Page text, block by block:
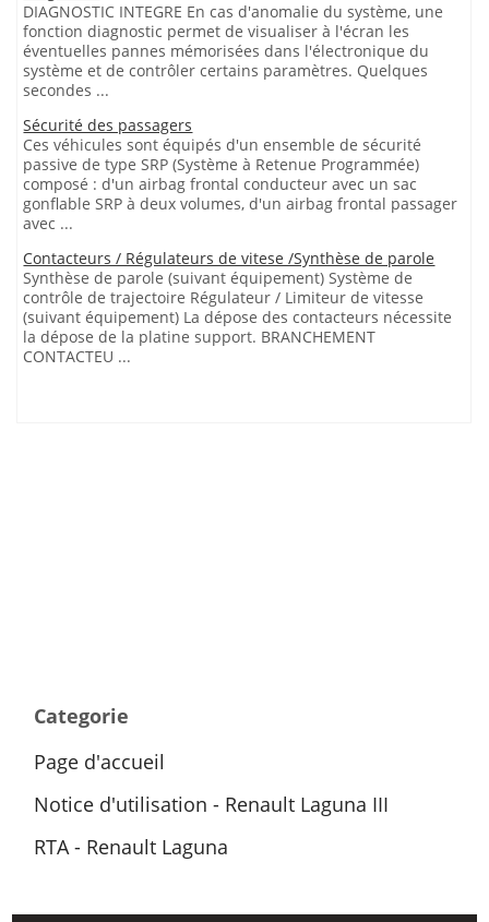
DIAGNOSTIC INTEGRE En cas d'anomalie du système, une
fonction diagnostic permet de visualiser à l'écran les
éventuelles pannes mémorisées dans l'électronique du
système et de contrôler certains paramètres. Quelques
secondes ...
Sécurité des passagers
Ces véhicules sont équipés d'un ensemble de sécurité
passive de type SRP (Système à Retenue Programmée)
composé : d'un airbag frontal conducteur avec un sac
gonflable SRP à deux volumes, d'un airbag frontal passager
avec ...
Contacteurs / Régulateurs de vitese /Synthèse de parole
Synthèse de parole (suivant équipement) Système de
contrôle de trajectoire Régulateur / Limiteur de vitesse
(suivant équipement) La dépose des contacteurs nécessite
la dépose de la platine support. BRANCHEMENT
CONTACTEU ...
Categorie
Page d'accueil
Notice d'utilisation - Renault Laguna III
RTA - Renault Laguna